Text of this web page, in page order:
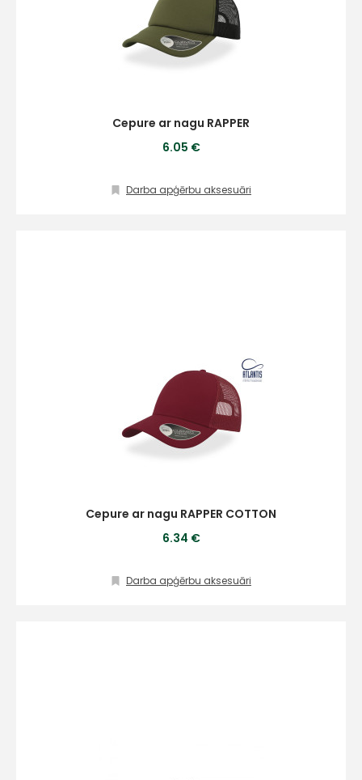
Cepure ar nagu RAPPER
6.05 €
Darba apģērbu aksesuāri
Cepure ar nagu RAPPER COTTON
6.34 €
Darba apģērbu aksesuāri